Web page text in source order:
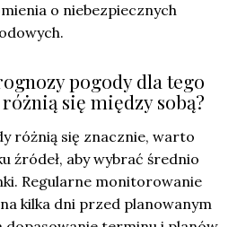
o niebezpiecznych
pogody dla tego
się między sobą?
różnią się znacznie, warto
źródeł, aby wybrać średnio
Regularne monitorowanie
kilka dni przed planowanym